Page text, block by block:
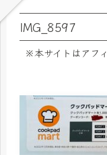
IMG_8597
※本サイトはアフ